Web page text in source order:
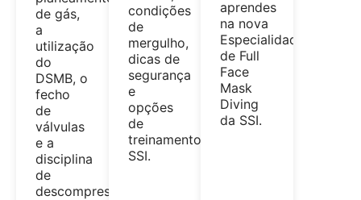
de gás,
a
utilização
do
DSMB, o
fecho
de
válvulas
e a
disciplina
de
descompressão.
condições
de
mergulho,
dicas de
segurança
e
opções
de
treinamento
SSI.
aprendes
na nova
Especialidade
de Full
Face
Mask
Diving
da SSI.